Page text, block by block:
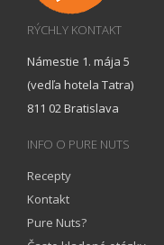
RÝCHLY KONTAKT
Námestie 1. mája 5
(vedľa hotela Tatra)
811 02 Bratislava
INFO O PURE NUTS
Recepty
Kontakt
Pure Nuts?